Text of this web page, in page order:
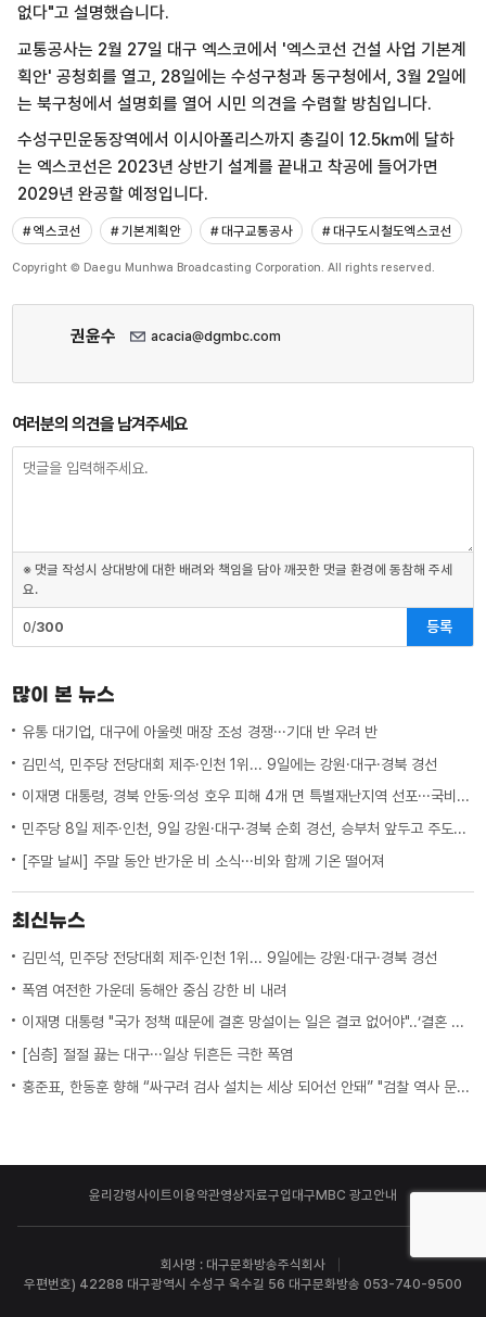
없다"고 설명했습니다.
교통공사는 2월 27일 대구 엑스코에서 '엑스코선 건설 사업 기본계
획안' 공청회를 열고, 28일에는 수성구청과 동구청에서, 3월 2일에
는 북구청에서 설명회를 열어 시민 의견을 수렴할 방침입니다.
수성구민운동장역에서 이시아폴리스까지 총길이 12.5㎞에 달하
는 엑스코선은 2023년 상반기 설계를 끝내고 착공에 들어가면
2029년 완공할 예정입니다.
# 엑스코선 # 기본계획안 # 대구교통공사 # 대구도시철도엑스코선
Copyright © Daegu Munhwa Broadcasting Corporation. All rights reserved.
권윤수 acacia@dgmbc.com
여러분의 의견을 남겨주세요
※ 댓글 작성시 상대방에 대한 배려와 책임을 담아 깨끗한 댓글 환경에 동참해 주세
요.
0/300 등록
많이 본 뉴스
유통 대기업, 대구에 아울렛 매장 조성 경쟁···기대 반 우려 반
김민석, 민주당 전당대회 제주·인천 1위... 9일에는 강원·대구·경북 경선
이재명 대통령, 경북 안동·의성 호우 피해 4개 면 특별재난지역 선포···국비 추가 지원
민주당 8일 제주·인천, 9일 강원·대구·경북 순회 경선, 승부처 앞두고 주도권 잡기
[주말 날씨] 주말 동안 반가운 비 소식···비와 함께 기온 떨어져
최신뉴스
김민석, 민주당 전당대회 제주·인천 1위... 9일에는 강원·대구·경북 경선
폭염 여전한 가운데 동해안 중심 강한 비 내려
이재명 대통령 "국가 정책 때문에 결혼 망설이는 일은 결코 없어야"..‘결혼 페널티’ 제도 상 불이익 면밀히 조사 지시
[심층] 절절 끓는 대구···일상 뒤흔든 극한 폭염
홍준표, 한동훈 향해 “싸구려 검사 설치는 세상 되어선 안돼” "검찰 역사 문 닫게 원인 제공한 원흉"
윤리강령사이트이용약관영상자료구입 대구MBC 광고안내
회사명 : 대구문화방송주식회사
우편번호) 42288 대구광역시 수성구 욱수길 56 대구문화방송 053-740-9500